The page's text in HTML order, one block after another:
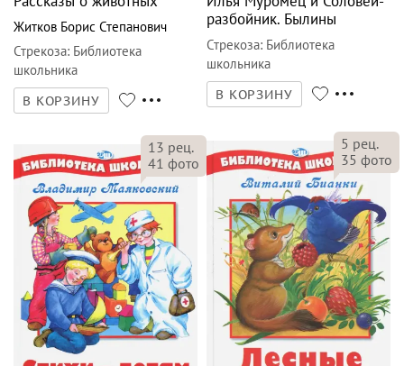
Житков Борис Степанович
Стрекоза: Библиотека
школьника
В КОРЗИНУ
разбойник. Былины
Стрекоза: Библиотека
школьника
В КОРЗИНУ
13 рец.
41 фото
5 рец.
35 фото